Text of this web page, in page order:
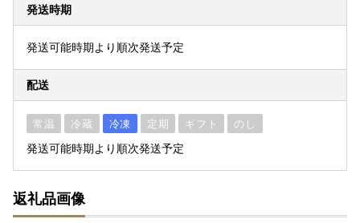
発送時期
発送可能時期より順次発送予定
配送
常温 冷蔵 冷凍 定期 ギフト のし
発送可能時期より順次発送予定
返礼品画像